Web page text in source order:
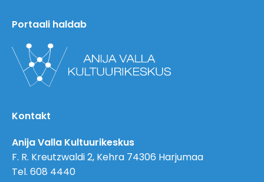
Portaali haldab
Kontakt
Anija Valla Kultuurikeskus
F. R. Kreutzwaldi 2, Kehra 74306 Harjumaa
Tel. 608 4440